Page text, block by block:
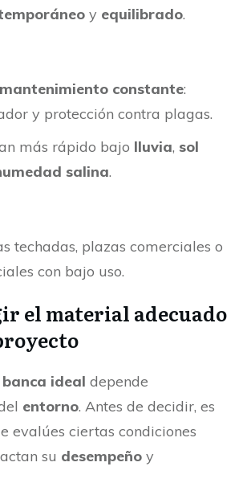
y equilibrado.
mantenimiento constante:
y protección contra plagas.
más rápido bajo lluvia, sol
salina.
techadas, plazas comerciales o
con bajo uso.
el material adecuado
banca ideal depende
entorno. Antes de decidir, es
evalúes ciertas condiciones
su desempeño y